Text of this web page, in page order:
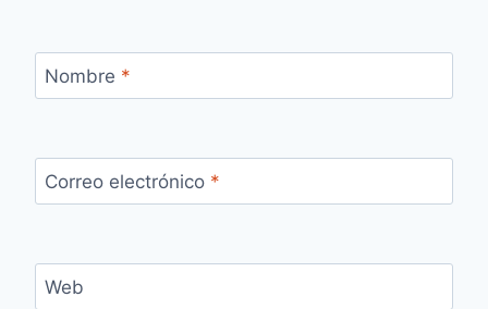
Nombre *
Correo electrónico *
Web